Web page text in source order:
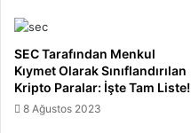
SEC Tarafından Menkul
Kıymet Olarak Sınıflandırılan
Kripto Paralar: İşte Tam Liste!
8 Ağustos 2023